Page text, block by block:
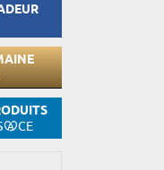
CE